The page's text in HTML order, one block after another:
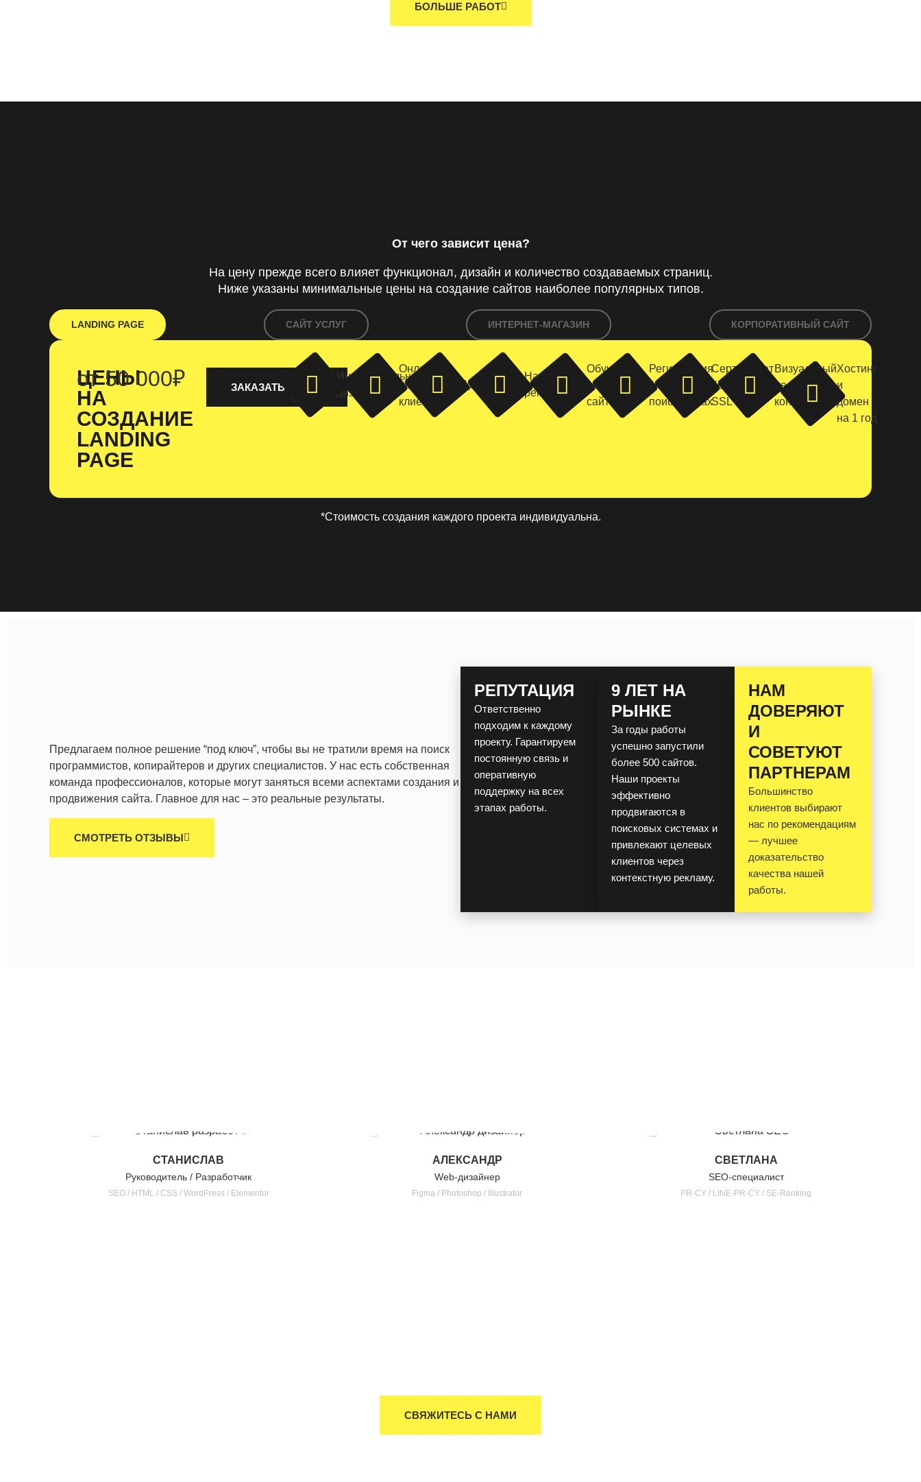
БОЛЬШЕ РАБОТ
От чего зависит цена?
На цену прежде всего влияет функционал, дизайн и количество создаваемых страниц.
Ниже указаны минимальные цены на создание сайтов наиболее популярных типов.
LANDING PAGE САЙТ УСЛУГ ИНТЕРНЕТ-МАГАЗИН КОРПОРАТИВНЫЙ САЙТ
ЦЕНЫ
НА
СОЗДАНИЕ
LANDING
PAGE
от 50 000₽ ЗАКАЗАТЬ САЙТ
Индивидуальный
дизайн
Онлайн
чат с
клиентом
Адаптивность
Настройка
рекламы
Обучение
работе с
сайтом
Регистрация
в
поисковиках
Сертификат
безопасности
SSL
Визуальный
редактор
контента
Хостинг
и
домен
на 1 год
*Стоимость создания каждого проекта индивидуальна.
Предлагаем полное решение “под ключ”, чтобы вы не тратили время на поиск
программистов, копирайтеров и других специалистов. У нас есть собственная
команда профессионалов, которые могут заняться всеми аспектами создания и
продвижения сайта. Главное для нас – это реальные результаты.
СМОТРЕТЬ ОТЗЫВЫ
РЕПУТАЦИЯ
Ответственно
подходим к каждому
проекту. Гарантируем
постоянную связь и
оперативную
поддержку на всех
этапах работы.
9 ЛЕТ НА
РЫНКЕ
За годы работы
успешно запустили
более 500 сайтов.
Наши проекты
эффективно
продвигаются в
поисковых системах и
привлекают целевых
клиентов через
контекстную рекламу.
НАМ
ДОВЕРЯЮТ
И
СОВЕТУЮТ
ПАРТНЕРАМ
Большинство
клиентов выбирают
нас по рекомендациям
— лучшее
доказательство
качества нашей
работы.
СТАНИСЛАВ
Руководитель / Разработчик
SEO / HTML / CSS / WordPress / Elementor
АЛЕКСАНДР
Web-дизайнер
Figma / Photoshop / Illustrator
СВЕТЛАНА
SEO-специалист
PR-CY / LINE-PR-CY / SE-Ranking
СВЯЖИТЕСЬ С НАМИ